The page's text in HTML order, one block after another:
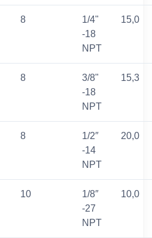
8
1/4"
-18
NPT
15,0
8
3/8"
-18
NPT
15,3
8
1/2″
-14
NPT
20,0
10
1/8″
-27
NPT
10,0